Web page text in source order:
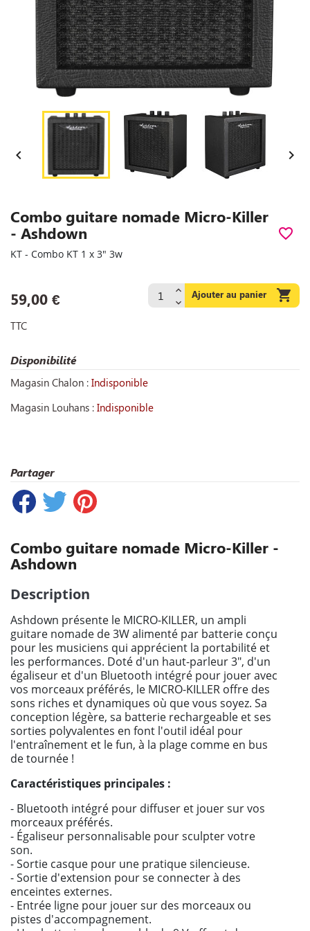
 
Combo guitare nomade Micro-Killer
- Ashdown
favorite_border
KT - Combo KT 1 x 3" 3w
59,00 € Ajouter au panier 
TTC
Disponibilité
Magasin Chalon : Indisponible
Magasin Louhans : Indisponible
Partager
Combo guitare nomade Micro-Killer -
Ashdown
Description
Ashdown présente le MICRO-KILLER, un ampli
guitare nomade de 3W alimenté par batterie conçu
pour les musiciens qui apprécient la portabilité et
les performances. Doté d'un haut-parleur 3", d'un
égaliseur et d'un Bluetooth intégré pour jouer avec
vos morceaux préférés, le MICRO-KILLER offre des
sons riches et dynamiques où que vous soyez. Sa
conception légère, sa batterie rechargeable et ses
sorties polyvalentes en font l'outil idéal pour
l'entraînement et le fun, à la plage comme en bus
de tournée !
Caractéristiques principales :
- Bluetooth intégré pour diffuser et jouer sur vos
morceaux préférés.
- Égaliseur personnalisable pour sculpter votre
son.
- Sortie casque pour une pratique silencieuse.
- Sortie d'extension pour se connecter à des
enceintes externes.
- Entrée ligne pour jouer sur des morceaux ou
pistes d'accompagnement.